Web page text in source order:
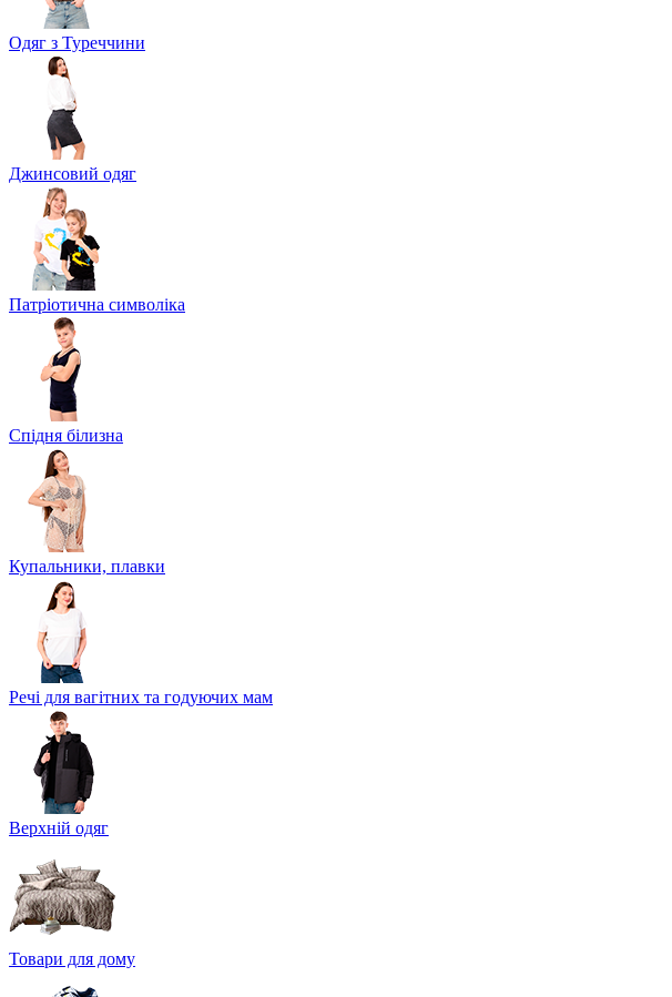
Одяг з Туреччини
Джинсовий одяг
Патріотична символіка
Спідня білизна
Купальники, плавки
Речі для вагітних та годуючих мам
Верхній одяг
Товари для дому